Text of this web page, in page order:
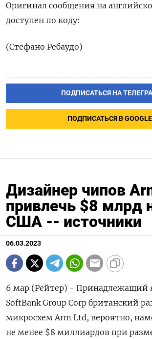
Оригинал сообщения на
доступен по коду:
(Стефано Ребаудо)
ПОДПИСАТЬСЯ НА
ПОДПИСАТЬСЯ В GOOGLE
Дизайнер чипов
привлечь $8 млрд
США -- источники
06.03.2023
6 мар (Рейтер) - Принадлежащий
SoftBank Group Corp британский
микросхем Arm Ltd, вероятно,
не менее $8 миллиардов при